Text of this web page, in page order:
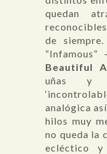
quedan
de
Beautiful
uñas y
analógica
hilos muy
no queda la
ecléctico y